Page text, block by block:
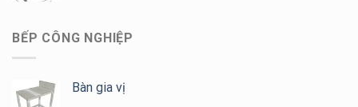
BẾP CÔNG NGHIỆP
Bàn gia vị